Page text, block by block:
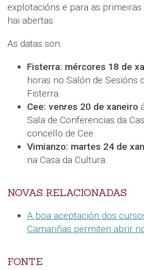
explotacións e para as
hai abertas.
As datas son:
Fisterra: mércores 18 de
horas no Salón de Sesións
Fisterra.
Cee: venres 20 de xaneiro
Sala de Conferencias da
concello de Cee.
Vimianzo: martes 24 de
na Casa da Cultura.
NOVAS RELACIONADAS
A boa aceptación dos
Camariñas permiten abrir
FONTE